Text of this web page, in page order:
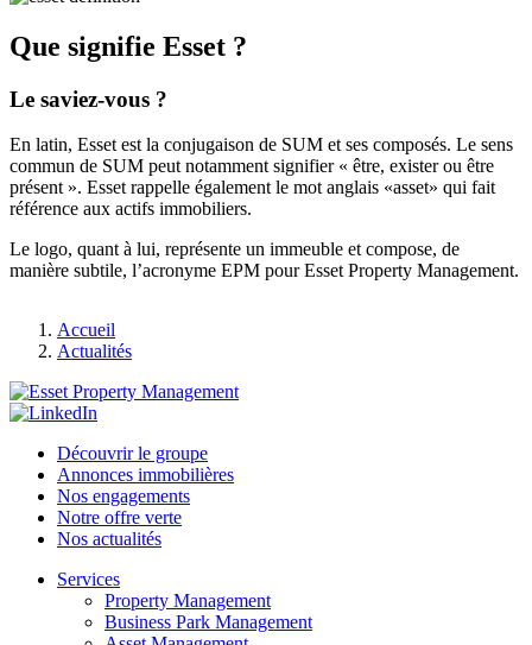
Que signifie Esset ?
Le saviez-vous ?
En latin, Esset est la conjugaison de SUM et ses composés. Le sens
commun de SUM peut notamment signifier « être, exister ou être
présent ». Esset rappelle également le mot anglais «asset» qui fait
référence aux actifs immobiliers.
Le logo, quant à lui, représente un immeuble et compose, de
manière subtile, l’acronyme EPM pour Esset Property Management.
d'Ariane
Accueil
Actualités
FooterDécouvrir le groupe
Annonces immobilières
Nos engagements
Notre offre verte
Nos actualités
Footer Services
Property Management
Business Park Management